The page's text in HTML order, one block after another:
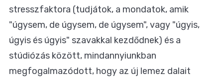
stresszfaktora (tudjátok, a mondatok, amik
"úgysem, de úgysem, de úgysem", vagy "úgyis,
úgyis és úgyis" szavakkal kezdődnek) és a
stúdiózás között, mindannyiunkban
megfogalmazódott, hogy az új lemez dalait